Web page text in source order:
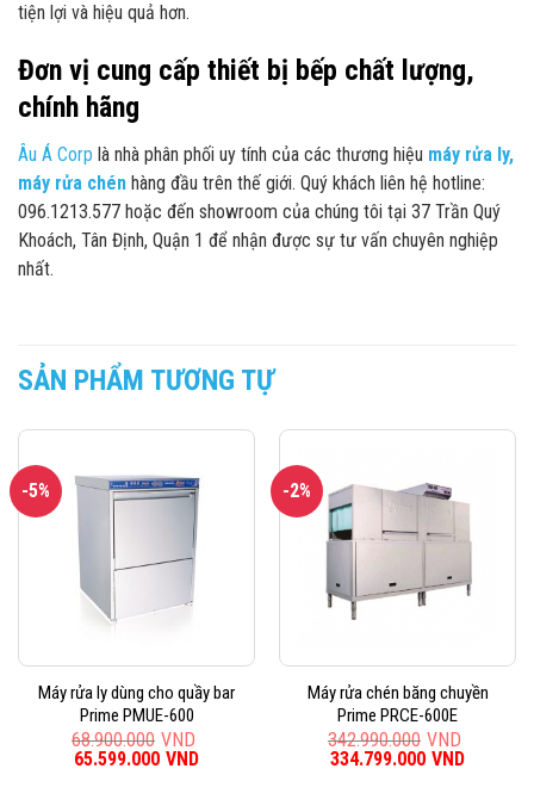
tiện lợi và hiệu quả hơn.
Đơn vị cung cấp thiết bị bếp chất lượng,
chính hãng
Âu Á Corp là nhà phân phối uy tính của các thương hiệu máy rửa ly,
máy rửa chén hàng đầu trên thế giới. Quý khách liên hệ hotline:
096.1213.577 hoặc đến showroom của chúng tôi tại 37 Trần Quý
Khoách, Tân Định, Quận 1 để nhận được sự tư vấn chuyên nghiệp
nhất.
SẢN PHẨM TƯƠNG TỰ
-5%
Máy rửa ly dùng cho quầy bar
Prime PMUE-600
68.900.000 VND
Giá
65.599.000 VND
-2%
Máy rửa chén băng chuyền
Prime PRCE-600E
342.990.000 VND
Giá
334.799.000 VND